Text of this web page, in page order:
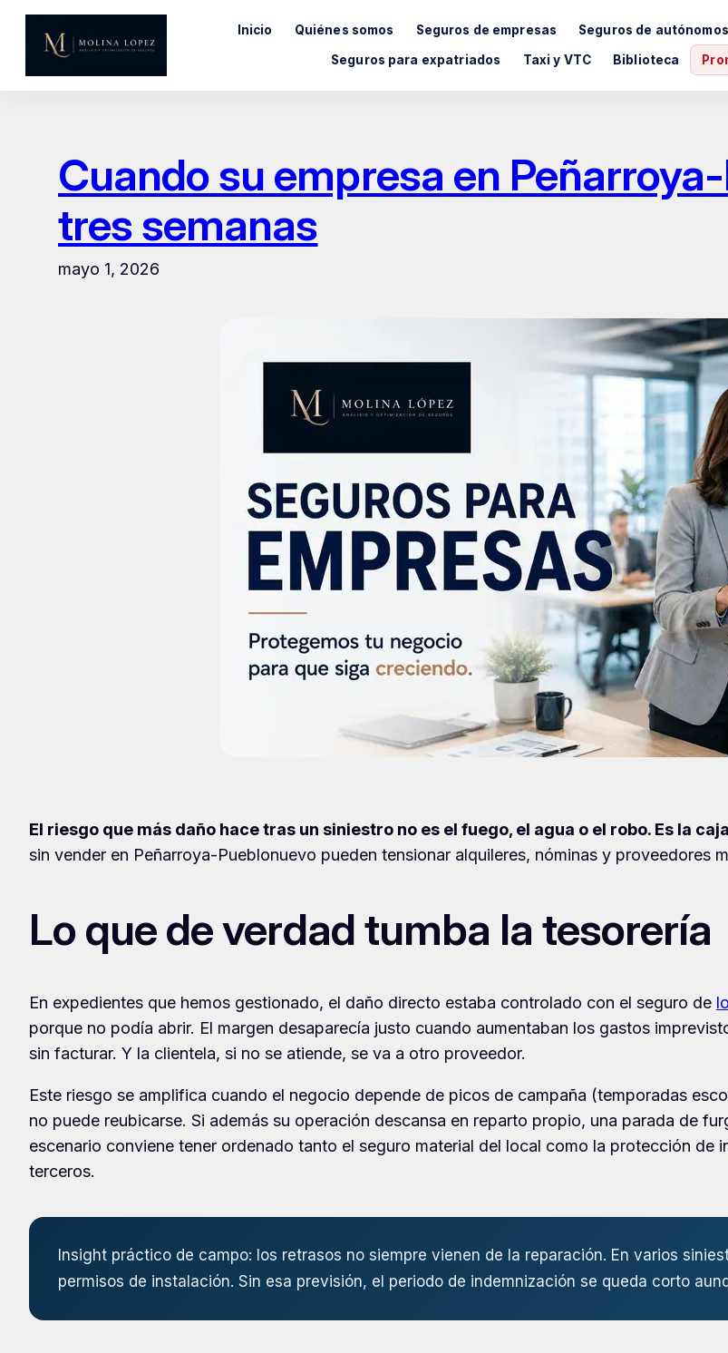
Saltar
contenido
Inicio Quiénes somos Seguros de empresas Seguros de autónomos
Seguros para expatriados Taxi y VTC Biblioteca
Cuando su empresa en
tres semanas
mayo 1, 2026
El riesgo que más daño hace tras un siniestro no es el fuego, el agua o el robo. Es la
sin vender en Peñarroya-Pueblonuevo pueden tensionar alquileres, nóminas y proveedores
Lo que de verdad tumba la tesorería
En expedientes que hemos gestionado, el daño directo estaba controlado con el seguro de
porque no podía abrir. El margen desaparecía justo cuando aumentaban los gastos
sin facturar. Y la clientela, si no se atiende, se va a otro proveedor.
Este riesgo se amplifica cuando el negocio depende de picos de campaña (temporadas
no puede reubicarse. Si además su operación descansa en reparto propio, una parada de
escenario conviene tener ordenado tanto el seguro material del local como la protección de
terceros.
Insight práctico de campo: los retrasos no siempre vienen de la reparación. En varios
permisos de instalación. Sin esa previsión, el periodo de indemnización se queda corto